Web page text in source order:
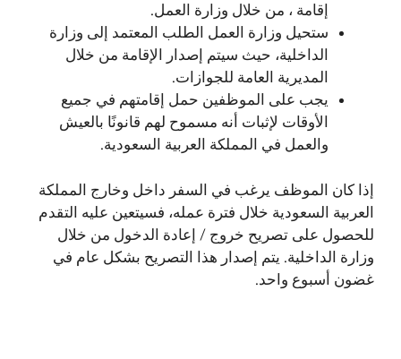
إقامة ، من خلال وزارة العمل.
ستحيل وزارة العمل الطلب المعتمد إلى وزارة
الداخلية، حيث سيتم إصدار الإقامة من خلال
المديرية العامة للجوازات.
يجب على الموظفين حمل إقامتهم في جميع
الأوقات لإثبات أنه مسموح لهم قانونًا بالعيش
والعمل في المملكة العربية السعودية.
إذا كان الموظف يرغب في السفر داخل وخارج المملكة
العربية السعودية خلال فترة عمله، فسيتعين عليه التقدم
للحصول على تصريح خروج / إعادة الدخول من خلال
وزارة الداخلية. يتم إصدار هذا التصريح بشكل عام في
غضون أسبوع واحد.